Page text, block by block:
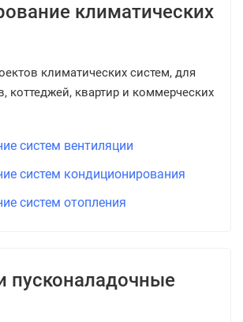
климатических
климатических систем, для
коттеджей, квартир и коммерческих
систем вентиляции
систем кондиционирования
систем отопления
пусконаладочные